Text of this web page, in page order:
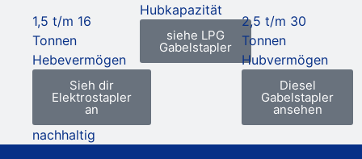
1,5 t/m 16
Tonnen
Hebevermögen
Sieh dir
Elektrostapler
an
nachhaltig
Hubkapazität
siehe LPG
Gabelstapler
2,5 t/m 30
Tonnen
Hubvermögen
Diesel
Gabelstapler
ansehen